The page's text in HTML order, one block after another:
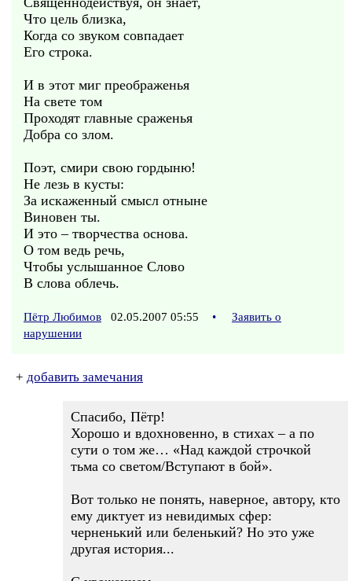
Что цель близка,
Когда со звуком совпадает
Его строка.
И в этот миг преображенья
На свете том
Проходят главные сраженья
Добра со злом.
Поэт, смири свою гордыню!
Не лезь в кусты:
За искаженный смысл отныне
Виновен ты.
И это – творчества основа.
О том ведь речь,
Чтобы услышанное Слово
В слова облечь.
Пётр Любимов 02.05.2007 05:55 •
Заявить о
нарушении
+ добавить замечания
Спасибо, Пётр!
Хорошо и вдохновенно, в стихах – а по
сути о том же… «Над каждой строчкой
тьма со светом/Вступают в бой».
Вот только не понять, наверное, автору, кто
ему диктует из невидимых сфер:
черненький или беленький? Но это уже
другая история...